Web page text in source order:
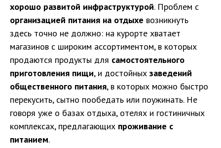
хорошо развитой инфраструктурой. Проблем с
организацией питания на отдыхе возникнуть
здесь точно не должно: на курорте хватает
магазинов с широким ассортиментом, в которых
продаются продукты для самостоятельного
приготовления пищи, и достойных заведений
общественного питания, в которых можно быстро
перекусить, сытно пообедать или поужинать. Не
говоря уже о базах отдыха, отелях и гостиничных
комплексах, предлагающих проживание с
питанием.